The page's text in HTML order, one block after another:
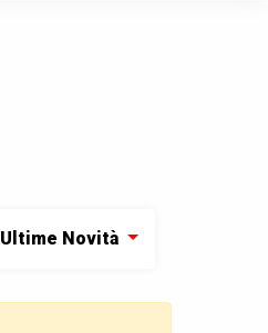
Ultime Novità